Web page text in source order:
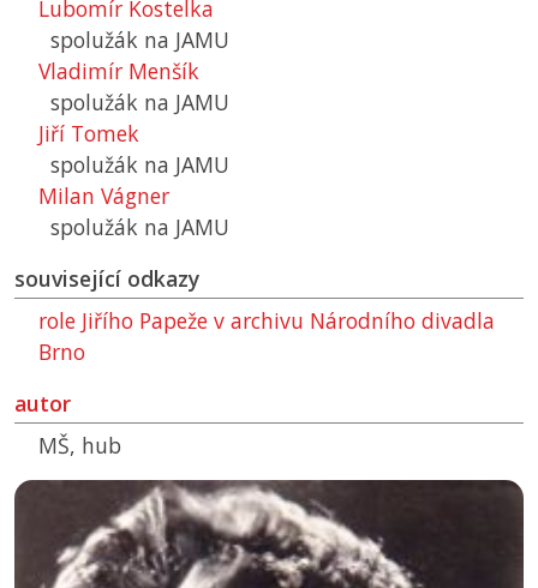
Lubomír Kostelka
spolužák na JAMU
Vladimír Menšík
spolužák na JAMU
Jiří Tomek
spolužák na JAMU
Milan Vágner
spolužák na JAMU
související odkazy
role Jiřího Papeže v archivu Národního divadla
Brno
autor
MŠ, hub